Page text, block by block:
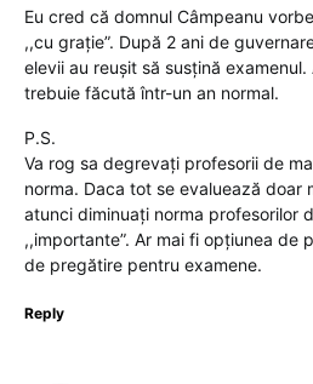
Eu cred că domnul Câmpeanu
,,cu grație”. După 2 ani de
elevii au reușit să susțină
trebuie făcută într-un an normal.
P.S.
Va rog sa degrevați profesorii de
norma. Daca tot se evaluează doar
atunci diminuați norma profesorilor
,,importante”. Ar mai fi opțiunea de
de pregătire pentru examene.
Reply